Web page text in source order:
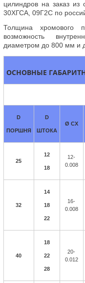
цилиндров на заказ из
30ХГСА, 09Г2С по
Толщина хромового
возможность
диаметром до 800 мм и
ОСНОВНЫЕ
D
ПОРШНЯ
D
ШТОКА
Ø CX
25
12
18
12-
0.008
32
14
18
22
16-
0.008
40
18
22
28
20-
0.012